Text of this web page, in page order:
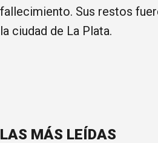
fallecimiento. Sus restos
la ciudad de La Plata.
LAS MÁS LEÍDAS